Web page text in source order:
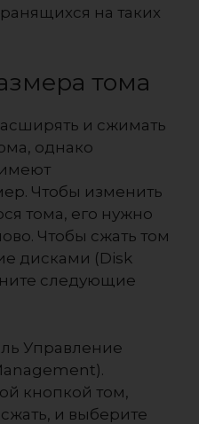
на таких
тома
и сжимать
однако
Чтобы изменить
тома, его нужно
Чтобы сжать том
дисками (Disk
следующие
Управление
кнопкой том,
и выберите